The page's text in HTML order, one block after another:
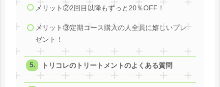
メリット②2回目以降もずっと20％OFF！
メリット③定期コース購入の人全員に嬉しいプレ
ゼント！
トリコレのトリートメントのよくある質問